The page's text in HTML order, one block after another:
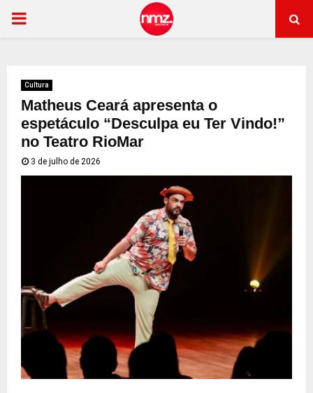
PRIMARY
Cultura
Matheus Ceará apresenta o
espetáculo “Desculpa eu Ter Vindo!”
no Teatro RioMar
3 de julho de 2026